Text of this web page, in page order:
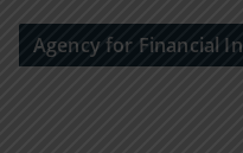
Agency for Financial